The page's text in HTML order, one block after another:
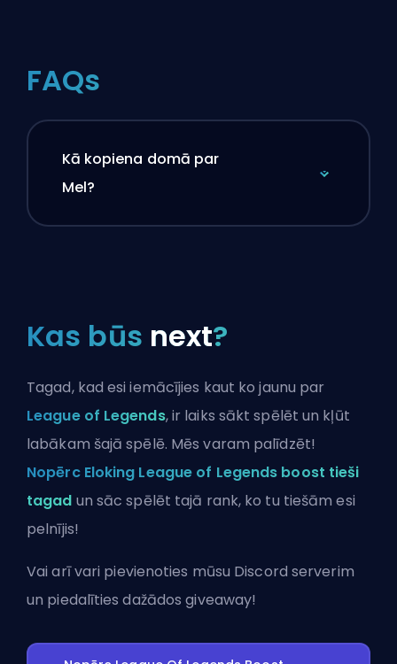
FAQs
Kā kopiena domā par
Mel?
Kas būs next?
Tagad, kad esi iemācījies kaut ko jaunu par
League of Legends, ir laiks sākt spēlēt un kļūt
labākam šajā spēlē. Mēs varam palīdzēt!
Nopērc Eloking League of Legends boost tieši
tagad un sāc spēlēt tajā rank, ko tu tiešām esi
pelnījis!
Vai arī vari pievienoties mūsu Discord serverim
un piedalīties dažādos giveaway!